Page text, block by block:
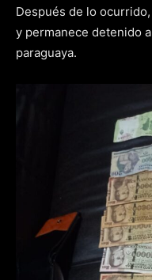
Después de lo
y permanece detenido
paraguaya.